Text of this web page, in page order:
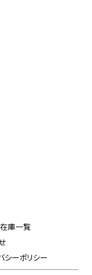
庫一覧
シーポリシー